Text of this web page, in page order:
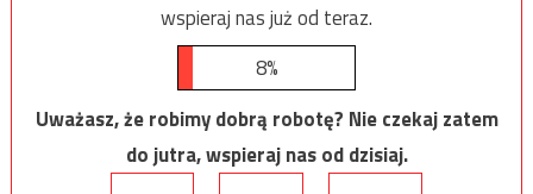
wspieraj nas już od teraz.
8%
Uważasz, że robimy dobrą robotę? Nie czekaj zatem
do jutra, wspieraj nas od dzisiaj.